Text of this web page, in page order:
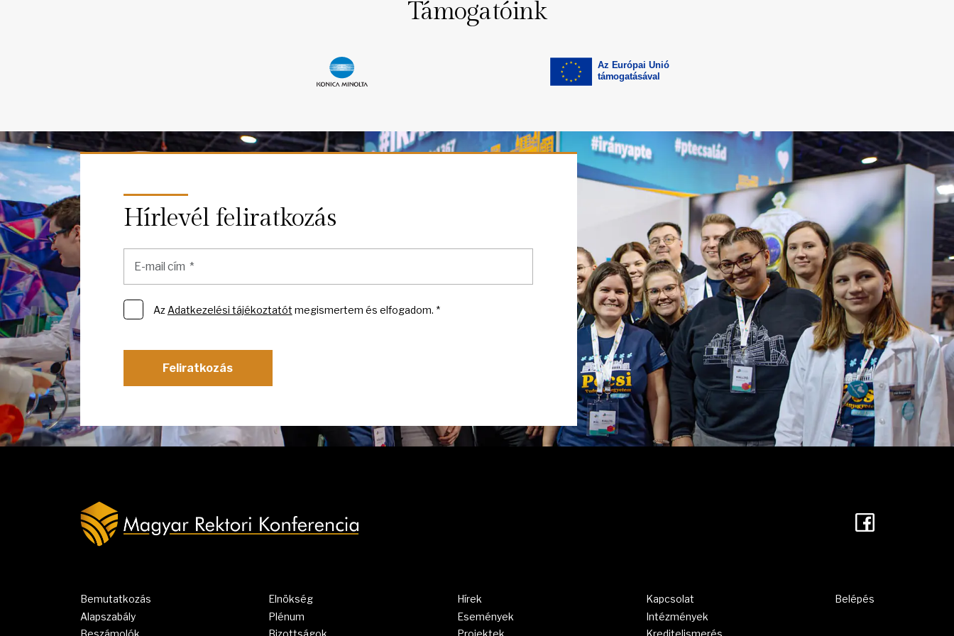
Támogatóink
Hírlevél feliratkozás
Az Adatkezelési tájékoztatót megismertem és elfogadom. *
Feliratkozás
Bemutatkozás
Alapszabály
Elnökség
Plénum
Hírek
Események
Kapcsolat
Intézmények
Belépés